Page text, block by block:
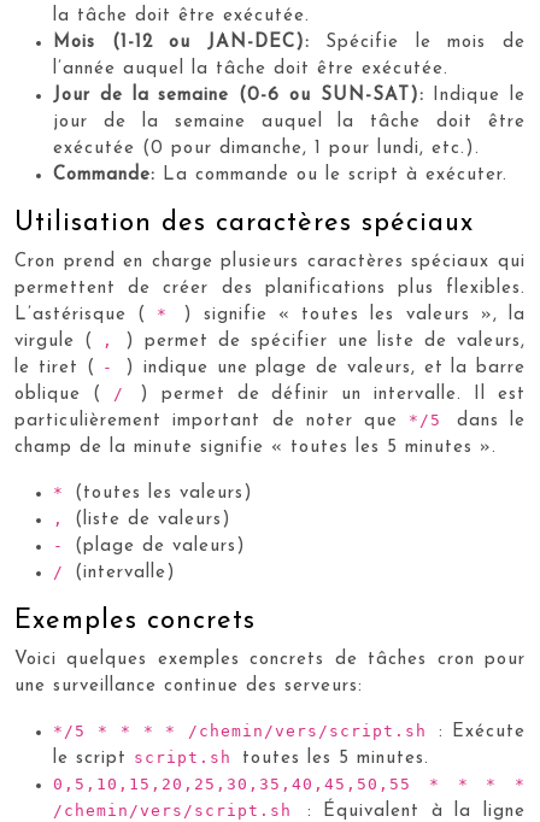
la tâche doit être exécutée.
Mois (1-12 ou JAN-DEC): Spécifie le mois de
l’année auquel la tâche doit être exécutée.
Jour de la semaine (0-6 ou SUN-SAT): Indique le
jour de la semaine auquel la tâche doit être
exécutée (0 pour dimanche, 1 pour lundi, etc.).
Commande: La commande ou le script à exécuter.
Utilisation des caractères spéciaux
Cron prend en charge plusieurs caractères spéciaux qui
permettent de créer des planifications plus flexibles.
L’astérisque ( *
) signifie « toutes les valeurs », la
virgule (
,
) permet de spécifier une liste de valeurs,
le tiret (
-
) indique une plage de valeurs, et la barre
oblique ( /
) permet de définir un intervalle. Il est
particulièrement important de noter que */5 dans le
champ de la minute signifie « toutes les 5 minutes ».
* (toutes les valeurs)
, (liste de valeurs)
- (plage de valeurs)
/ (intervalle)
Exemples concrets
Voici quelques exemples concrets de tâches cron pour
une surveillance continue des serveurs:
*/5 * * * * /chemin/vers/script.sh: Exécute
le script script.sh toutes les 5 minutes.
0,5,10,15,20,25,30,35,40,45,50,55 * * * *
/chemin/vers/script.sh : Équivalent à la ligne